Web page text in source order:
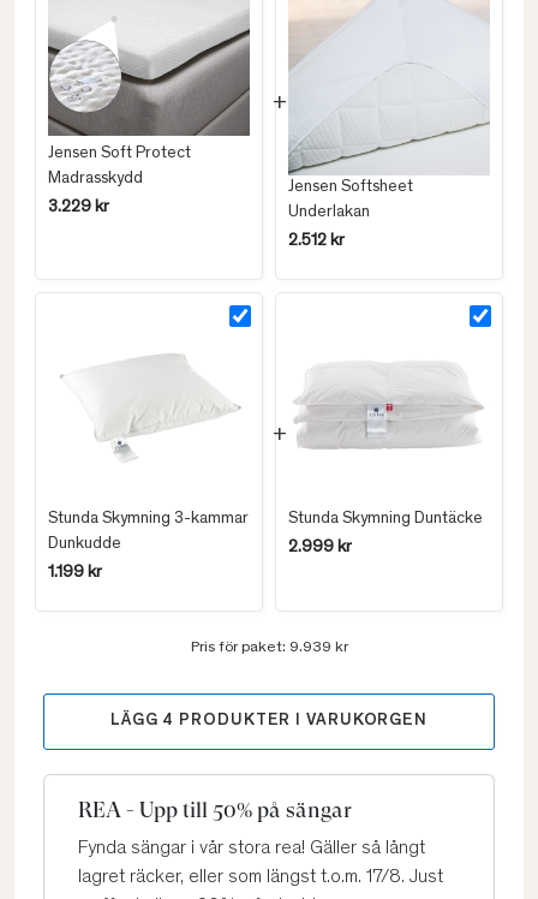
Jensen Soft Protect
Madrasskydd
3.229 kr
Jensen Softsheet
Underlakan
2.512 kr
Stunda Skymning 3-kammar
Dunkudde
1.199 kr
Stunda Skymning Duntäcke
2.999 kr
Pris för paket: 9.939 kr
LÄGG 4 PRODUKTER I VARUKORGEN
REA - Upp till 50% på sängar
Fynda sängar i vår stora rea! Gäller så långt
lagret räcker, eller som längst t.o.m. 17/8. Just